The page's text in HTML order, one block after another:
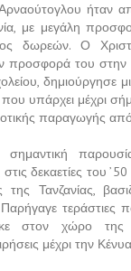
ήταν
με μεγάλη
δωρεών. Ο
του στην
δημιούργησε
που υπάρχει μέχρι
παραγωγής
δεκαετίες του
Τανζανίας,
τεράστιες
στον χώρο της
μέχρι την